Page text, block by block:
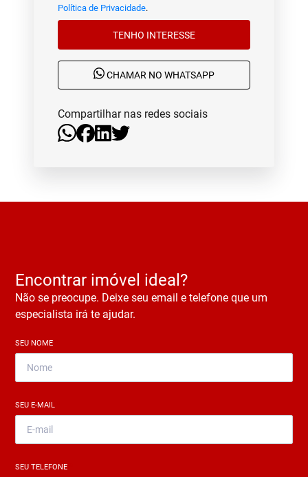
Política de Privacidade.
TENHO INTERESSE
CHAMAR NO WHATSAPP
Compartilhar nas redes sociais
Encontrar imóvel ideal?
Não se preocupe. Deixe seu email e telefone que um
especialista irá te ajudar.
SEU NOME
SEU E-MAIL
SEU TELEFONE